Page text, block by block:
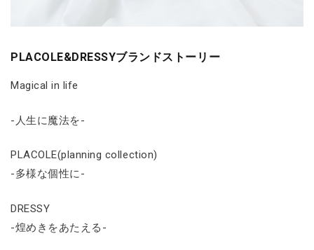
PLACOLE&DRESSYブランドストーリー
Magical in life
-人生に魔法を-
PLACOLE(planning collection)
-多様な個性に-
DRESSY
-煌めきをあたえる-